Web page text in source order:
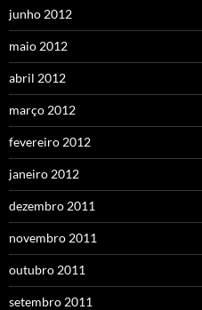
junho 2012
maio 2012
abril 2012
março 2012
fevereiro 2012
janeiro 2012
dezembro 2011
novembro 2011
outubro 2011
setembro 2011